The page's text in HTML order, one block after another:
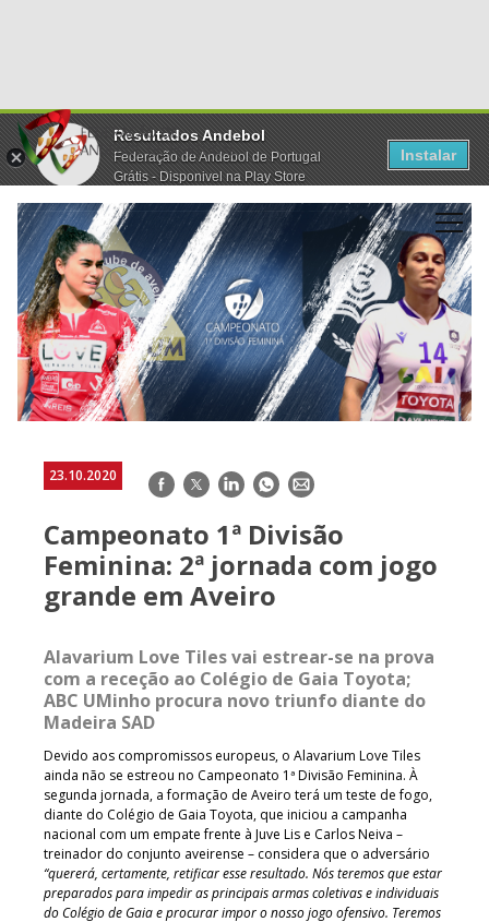
Resultados Andebol
Federação de Andebol de Portugal
Grátis - Disponivel na Play Store
Instalar
23.10.2020 Facebook
TwitterLinkedInWhatsApp
E-
Campeonato 1ª Divisão
Feminina: 2ª jornada com jogo
grande em Aveiro
Alavarium Love Tiles vai estrear-se na prova
com a receção ao Colégio de Gaia Toyota;
ABC UMinho procura novo triunfo diante do
Madeira SAD
Devido aos compromissos europeus, o Alavarium Love Tiles
ainda não se estreou no Campeonato 1ª Divisão Feminina. À
segunda jornada, a formação de Aveiro terá um teste de fogo,
diante do Colégio de Gaia Toyota, que iniciou a campanha
nacional com um empate frente à Juve Lis e Carlos Neiva –
treinador do conjunto aveirense – considera que o adversário
“quererá, certamente, retificar esse resultado. Nós teremos que estar
preparados para impedir as principais armas coletivas e individuais
do Colégio de Gaia e procurar impor o nosso jogo ofensivo. Teremos